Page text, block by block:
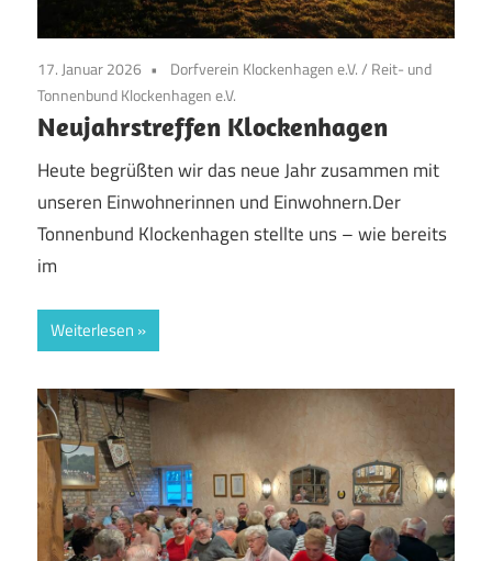
17. Januar 2026 Dorfverein Klockenhagen e.V./ Reit- und
Tonnenbund Klockenhagen e.V.
Neujahrstreffen Klockenhagen
Heute begrüßten wir das neue Jahr zusammen mit
unseren Einwohnerinnen und Einwohnern.Der
Tonnenbund Klockenhagen stellte uns – wie bereits
im
Weiterlesen